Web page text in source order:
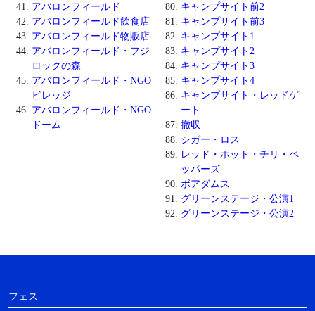
アバロンフィールド
アバロンフィールド飲食店
アバロンフィールド物販店
アバロンフィールド・フジ
ロックの森
アバロンフィールド・NGO
ビレッジ
アバロンフィールド・NGO
ドーム
キャンプサイト前2
キャンプサイト前3
キャンプサイト1
キャンプサイト2
キャンプサイト3
キャンプサイト4
キャンプサイト・レッドゲ
ート
撤収
シガー・ロス
レッド・ホット・チリ・ペ
ッパーズ
ボアダムス
グリーンステージ・公演1
グリーンステージ・公演2
フェス